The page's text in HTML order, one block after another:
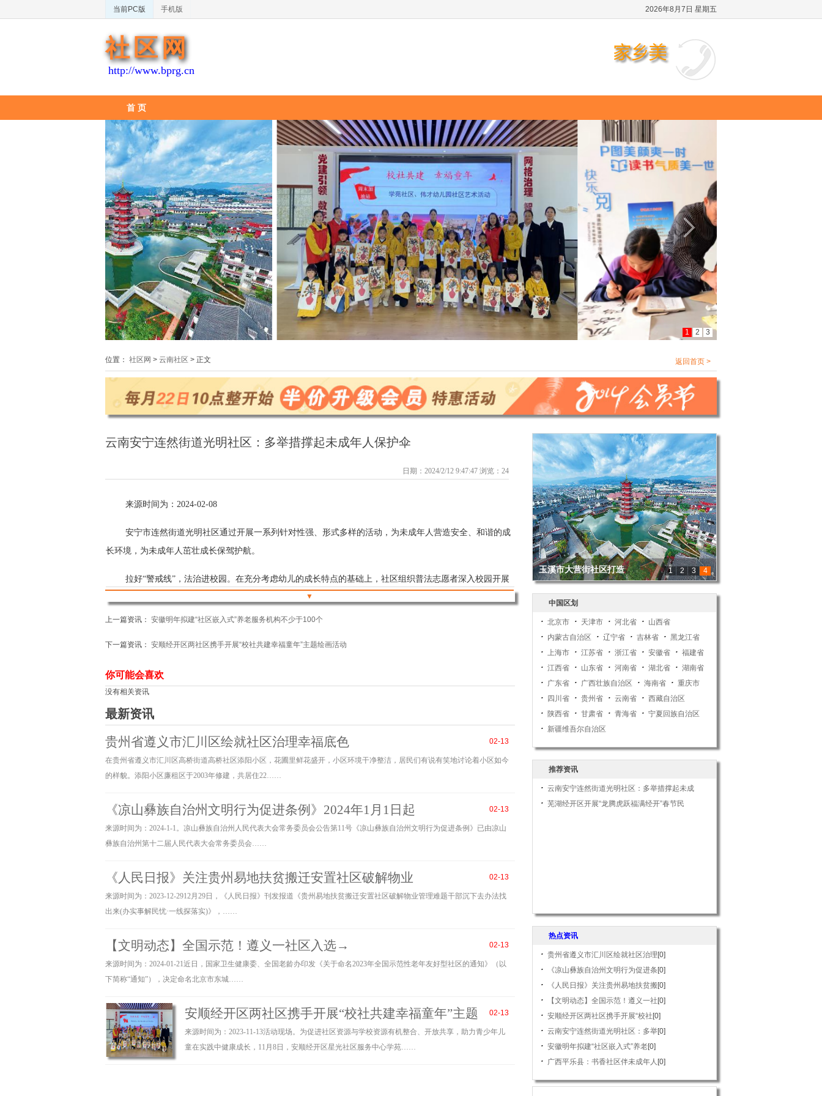
当前PC版 手机版 2026年8月7日 星期五
社区网
http://www.bprg.cn
首 页
1 2 3
返回首页 >
位置： 社区网 > 云南社区 > 正文
云南安宁连然街道光明社区：多举措撑起未成年人保护伞
日期：2024/2/12 9:47:47 浏览： 24
来源时间为：2024-02-08
安宁市连然街道光明社区通过开展一系列针对性强、形式多样的活动，为未成年人营造安全、和谐的成
长环境，为未成年人茁壮成长保驾护航。
拉好“警戒线”，法治进校园。在充分考虑幼儿的成长特点的基础上，社区组织普法志愿者深入校园开展
法律法规启蒙教育，并联合云南省第二强制戒毒所，用通俗易懂的语言和生动有趣的案例，将禁毒知识送到
青少年身边，加强禁毒宣传教育，让青少年深刻认识到合成毒品的危害性，有效预防吸毒和违法行为的发
急演练活动，通过普及消防知识、开展应急逃生演练等方式，使孩子们深刻认识到火灾的危害，掌握灭火器
筑牢“安全线”，“双管”一齐下。大力开展防拐防骗法治宣传活动，通过案例分析和宣传教育，呼吁孩子
们不和陌生人交谈、不轻易接受陌生人的礼物、不随意离开父母，有效提高孩子们的自我保护意识和家长的
防范意识。
过深入了解，收集记录流动人口子女在教育、健康及心理等方面的实际需求，并力所能及地帮助群众解决问
题困难，以“微心愿”推动“微项目”。
未成年场所检查30余次等。光明社区高度重视并关心未成年人的健康成长，为其安全成长和全面发展提供有
力支持，也为社会的可持续发展贡献重要力量。
文章来源于： http://www.bprg.cn 社区网
网站内容来源于网络，其真实性与本站无关，请网友慎重判断
▼
上一篇资讯： 安徽明年拟建“社区嵌入式”养老服务机构不少于100个
下一篇资讯： 安顺经开区两社区携手开展“校社共建幸福童年”主题绘画活动
你可能会喜欢
没有相关资讯
最新资讯
贵州省遵义市汇川区绘就社区治理幸福底色 02-13
在贵州省遵义市汇川区高桥街道高桥社区添阳小区，花圃里鲜花盛开，小区环境干净整洁，居民们有说有笑地讨论着小区如今
的样貌。添阳小区廉租区于2003年修建，共居住22……
《凉山彝族自治州文明行为促进条例》2024年1月1日起 02-13
来源时间为：2024-1-1。凉山彝族自治州人民代表大会常务委员会公告第11号《凉山彝族自治州文明行为促进条例》已由凉山
彝族自治州第十二届人民代表大会常务委员会……
《人民日报》关注贵州易地扶贫搬迁安置社区破解物业 02-13
来源时间为：2023-12-2912月29日，《人民日报》刊发报道《贵州易地扶贫搬迁安置社区破解物业管理难题干部沉下去办法找
出来(办实事解民忧·一线探落实)》，……
【文明动态】全国示范！遵义一社区入选→ 02-13
来源时间为：2024-01-21近日，国家卫生健康委、全国老龄办印发《关于命名2023年全国示范性老年友好型社区的通知》（以
下简称“通知”），决定命名北京市东城……
安顺经开区两社区携手开展“校社共建幸福童年”主题 02-13
来源时间为：2023-11-13活动现场。为促进社区资源与学校资源有机整合、开放共享，助力青少年儿
童在实践中健康成长，11月8日，安顺经开区星光社区服务中心学苑……
1 2 3 4
玉溪市大营街社区打造
中国区划
北京市 天津市 河北省
山西省
内蒙古自治区
辽宁省 吉林省
黑龙江省
上海市
江苏省 浙江省 安徽省
福建省
江西省
山东省 河南省 湖北省
湖南省
广东省
广西壮族自治区 海南省
重庆市
四川省
贵州省 云南省
西藏自治区
陕西省
甘肃省 青海省
宁夏回族自治区
新疆维吾尔自治区
推荐资讯
云南安宁连然街道光明社区：多举措撑起未成
芜湖经开区开展“龙腾虎跃福满经开”春节民
热点资讯
贵州省遵义市汇川区绘就社区治理 [0]
《凉山彝族自治州文明行为促进条 [0]
《人民日报》关注贵州易地扶贫搬[0]
【文明动态】全国示范！遵义一社 [0]
安顺经开区两社区携手开展“校社 [0]
云南安宁连然街道光明社区：多举[0]
安徽明年拟建“社区嵌入式”养老[0]
广西平乐县：书香社区伴未成年人 [0]